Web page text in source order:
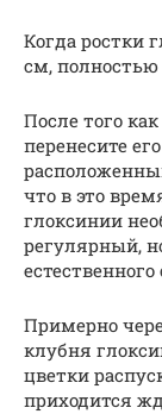
Когда ростки
см, полностью
После того
перенесите
что в это
глоксинии
регулярный,
естественного
Примерно
клубня
цветки
приходится